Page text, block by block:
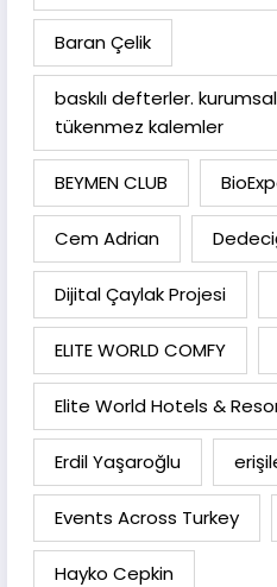
Baran Çelik
baskılı defterler.
tükenmez kalemler
BEYMEN CLUB
Cem Adrian
Dijital Çaylak Projesi
ELITE WORLD COMFY
Elite World Hotels &
Erdil Yaşaroğlu
Events Across Turkey
Hayko Cepkin